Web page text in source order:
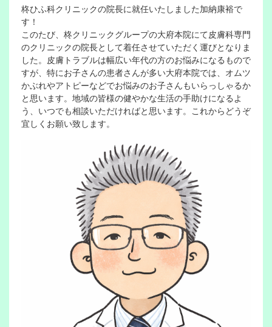
柊ひふ科クリニックの院長に就任いたしました加納康裕で
す！
このたび、柊クリニックグループの大府本院にて皮膚科専門
のクリニックの院長として着任させていただく運びとなりま
した。皮膚トラブルは幅広い年代の方のお悩みになるもので
すが、特にお子さんの患者さんが多い大府本院では、オムツ
かぶれやアトピーなどでお悩みのお子さんもいらっしゃるか
と思います。地域の皆様の健やかな生活の手助けになるよ
う、いつでも相談いただければと思います。これからどうぞ
宜しくお願い致します。